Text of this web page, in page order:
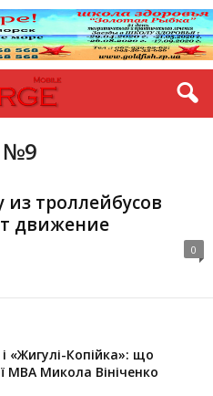
№9
троллейбусов
движение
0
«Жигулі-Копійка»: що
МВА Микола Вініченко